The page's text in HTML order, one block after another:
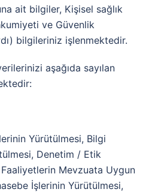
ait bilgiler, Kişisel sağlık
ve Güvenlik
bilgileriniz işlenmektedir.
aşağıda sayılan
Yürütülmesi, Bilgi
Denetim / Etik
Mevzuata Uygun
İşlerinin Yürütülmesi,